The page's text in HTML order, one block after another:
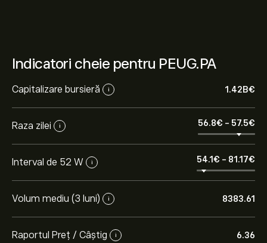
Indicatori cheie pentru PEUG.PA
Capitalizare bursieră i 1.42B‎€‎
Raza zilei i 56.8‎€‎ - 57.5‎€‎
Interval de 52 W i 54.1‎€‎ - 81.17‎€‎
Volum mediu (3 luni) i 8383.61
Raportul Preț / Câștig i 6.36